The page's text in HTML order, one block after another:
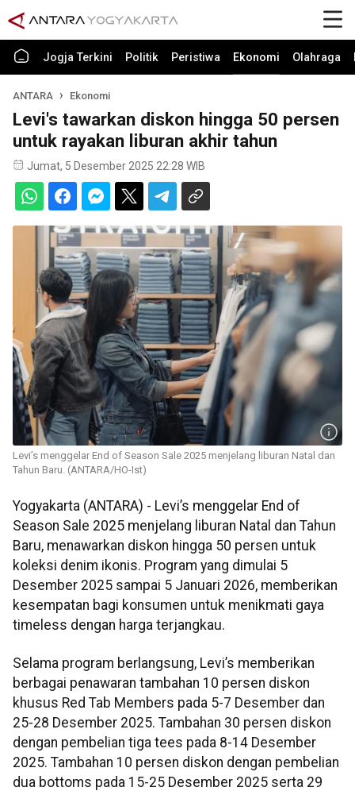
Jogja Terkini Politik Peristiwa Ekonomi Olahraga
ANTARA Ekonomi
Levi's tawarkan diskon hingga 50 persen
untuk rayakan liburan akhir tahun
Jumat, 5 Desember 2025 22:28 WIB
Levi’s menggelar End of Season Sale 2025 menjelang liburan Natal dan
Tahun Baru. (ANTARA/HO-Ist)
Yogyakarta (ANTARA) - Levi’s menggelar End of
Season Sale 2025 menjelang liburan Natal dan Tahun
Baru, menawarkan diskon hingga 50 persen untuk
koleksi denim ikonis. Program yang dimulai 5
Desember 2025 sampai 5 Januari 2026, memberikan
kesempatan bagi konsumen untuk menikmati gaya
timeless dengan harga terjangkau.
Selama program berlangsung, Levi’s memberikan
berbagai penawaran tambahan 10 persen diskon
khusus Red Tab Members pada 5-7 Desember dan
25-28 Desember 2025. Tambahan 30 persen diskon
dengan pembelian tiga tees pada 8-14 Desember
2025. Tambahan 10 persen diskon dengan pembelian
dua bottoms pada 15-25 Desember 2025 serta 29